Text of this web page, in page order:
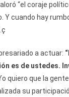
“el coraje
Y cuando hay
a actuar:
es de ustedes.
quiero que la
su